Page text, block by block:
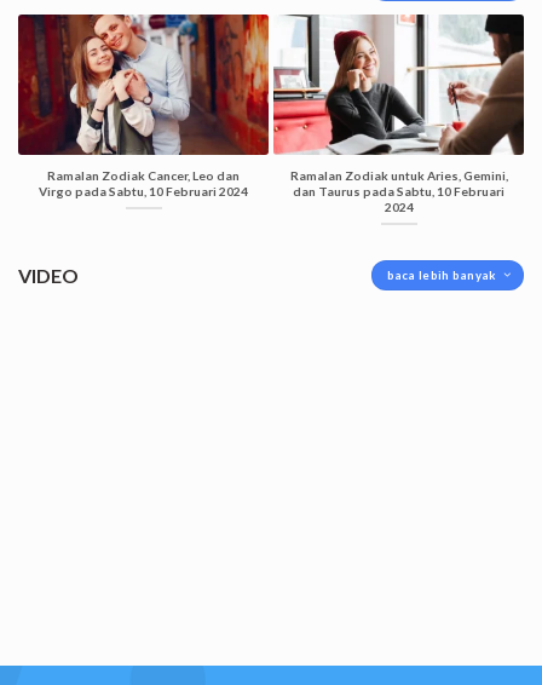
Ramalan Zodiak Cancer, Leo dan
Virgo pada Sabtu, 10 Februari 2024
Ramalan Zodiak untuk Aries, Gemini,
dan Taurus pada Sabtu, 10 Februari
2024
VIDEO baca lebih banyak